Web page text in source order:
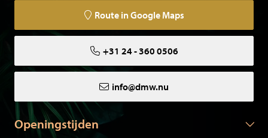
Route in Google Maps
+31 24 - 360 0506
info@dmw.nu
Openingstijden